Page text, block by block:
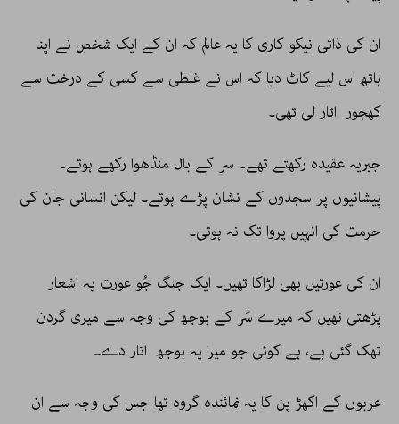
ان کی ذاتی نیکو کاری کا یہ عالم کہ ان کے ایک شخص نے اپنا
ہاتھ اس لیے کاٹ دیا کہ اس نے غلطی سے کسی کے درخت سے
کھجور اتار لی تھی۔
جبریہ عقیدہ رکھتے تھے۔ سر کے بال منڈھوا رکھے ہوتے۔
پیشانیوں پر سجدوں کے نشان پڑے ہوتے۔ لیکن انسانی جان کی
حرمت کی انہیں پروا تک نہ ہوتی۔
ان کی عورتیں بھی لڑاکا تھیں۔ ایک جنگ جُو عورت یہ اشعار
پڑھتی تھیں کہ میرے سَر کے بوجھ کی وجہ سے میری گردن
تھک گئی ہے، ہے کوئی جو میرا یہ بوجھ اتار دے۔
عربوں کے اکھڑ پن کا یہ نمائندہ گروہ تھا جس کی وجہ سے ان